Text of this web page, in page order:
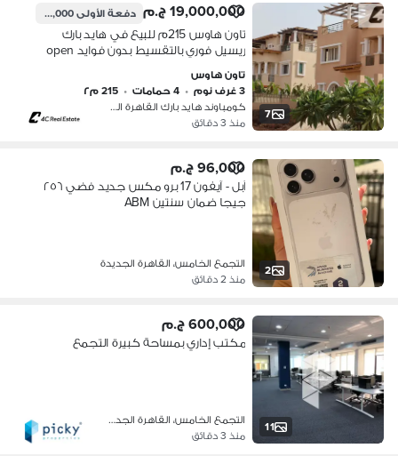
7
19,000,000 ج.م دفعة الأولى13,000,000 ج.م
تاون هاوس 215م للبيع في هايد بارك
ريسيل فوري بالتقسيط بدون فوايد open
تاون هاوس
3 غرف نوم
• 4 حمامات • 215 م٢
كومباوند هايد بارك القاهرة الجديدة،…
منذ 3 دقائق
2
96,000 ج.م
آبل - آيفون 17 برو مكس جديد فضي ٢٥٦
جيجا ضمان سنتين ABM
التجمع الخامس، القاهرة الجديدة
منذ 2 دقائق
11
600,000 ج.م
مكتب إداري بمساحة كبيرة التجمع
التجمع الخامس، القاهرة الجديدة
منذ 3 دقائق